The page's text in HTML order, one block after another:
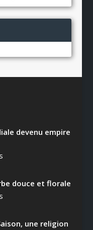
devenu empire
douce et florale
une religion